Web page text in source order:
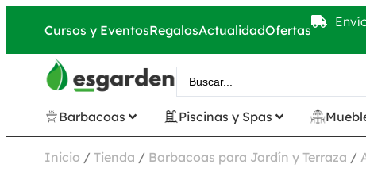
Cursos y EventosRegalosActualidadOfertas
Barbacoas Piscinas y Spas
Inicio / Tienda / Barbacoas para Jardín y Terraza /